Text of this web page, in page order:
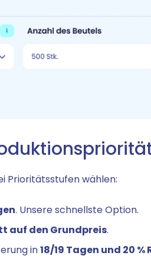
Prioritätsstufen wählen:
. Unsere schnellste Option.
auf den Grundpreis.
in18/19 Tagen und 20